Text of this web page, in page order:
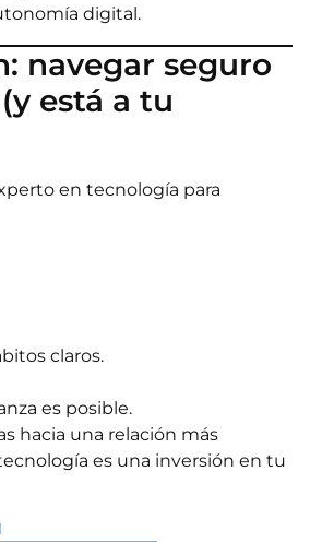
digital.
navegar seguro
está a tu
en tecnología para
claros.
es posible.
hacia una relación más
es una inversión en tu